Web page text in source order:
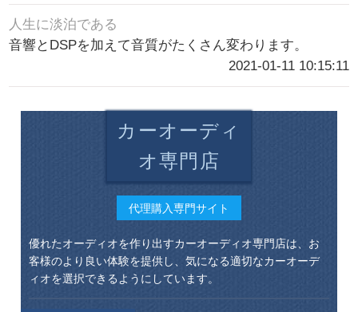
人生に淡泊である
音響とDSPを加えて音質がたくさん変わります。
2021-01-11 10:15:11
カーオーディ
オ専門店
代理購入専門サイト
優れたオーディオを作り出すカーオーディオ専門店は、お
客様のより良い体験を提供し、気になる適切なカーオーデ
ィオを選択できるようにしています。